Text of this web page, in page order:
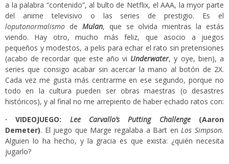
a la palabra “contenido”, al bulto de Netflix, el AAA, la myor parte
del anime televisivo o las series de prestigio. Es el
loputonormalismo de Mulan, que se olvida mientras la estás
viendo. Hay otro, mucho más feliz, que asocio a juegos
pequeños y modestos, a pelis para echar el rato sin pretensiones
(acabo de recordar que este año vi Underwater, y oye, bien), a
series que consigo acabar sin acercar la mano al botón de 2X.
Cada vez me gusta más centrarme en ese segundo, porque no
todo en la cultura pueden ser obras maestras (o desastres
históricos), y al final no me arrepiento de haber echado ratos con:
· VIDEOJUEGO: Lee Carvallo’s Putting Challenge(Aaron
Demeter). El juego que Marge regalaba a Bart enLos Simpson.
Alguien lo ha hecho, y la gracia es que exista: ¿quién necesita
jugarlo?